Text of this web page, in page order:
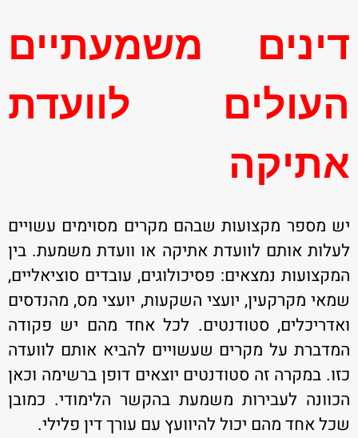
דינים משמעתיים
העולים לוועדת
אתיקה
יש מספר מקצועות שבהם מקרים מסוימים עשויים
לעלות אותם לוועדת אתיקה או וועדת משמעת. בין
המקצועות נמצאים: פסיכולוגים, עובדים סוציאליים,
שמאי מקרקעין, יועצי השקעות, יועצי מס, מהנדסים
ואדריכלים, סטודנטים. לכל אחד מהם יש פקודה
המדברת על מקרים שעשויים להביא אותם לוועדה
כזו. במקרה זה סטודנטים יוצאים דופן ברשימה וכאן
הכוונה לעבירות משמעת בהקשר הלימודי. כמובן
שכל אחד מהם יכול להיוועץ עם עורך דין פלילי.